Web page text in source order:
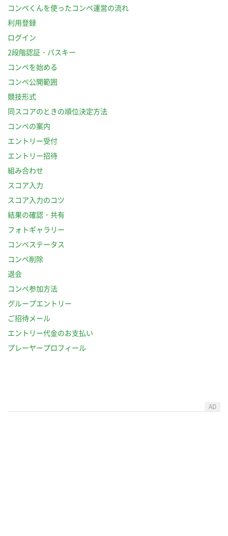
コンペくんを使ったコンペ運営の流れ
利用登録
ログイン
2段階認証・パスキー
コンペを始める
コンペ公開範囲
競技形式
同スコアのときの順位決定方法
コンペの案内
エントリー受付
エントリー招待
組み合わせ
スコア入力
スコア入力のコツ
結果の確認・共有
フォトギャラリー
コンペステータス
コンペ削除
退会
コンペ参加方法
グループエントリー
ご招待メール
エントリー代金のお支払い
プレーヤープロフィール
AD